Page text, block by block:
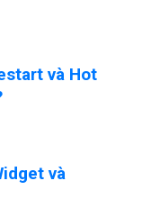
và Hot
và